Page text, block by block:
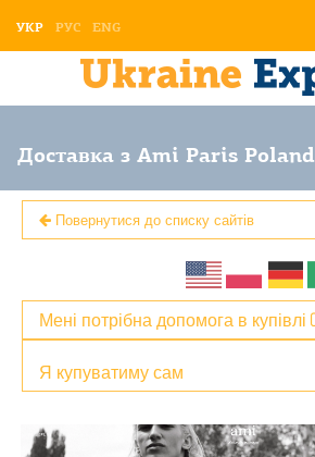
УКР РУС ENG
Доставка з Ami Paris Poland
Повернутися до списку сайтів
Я купуватиму сам
Мені потрібна допомога в купівлі